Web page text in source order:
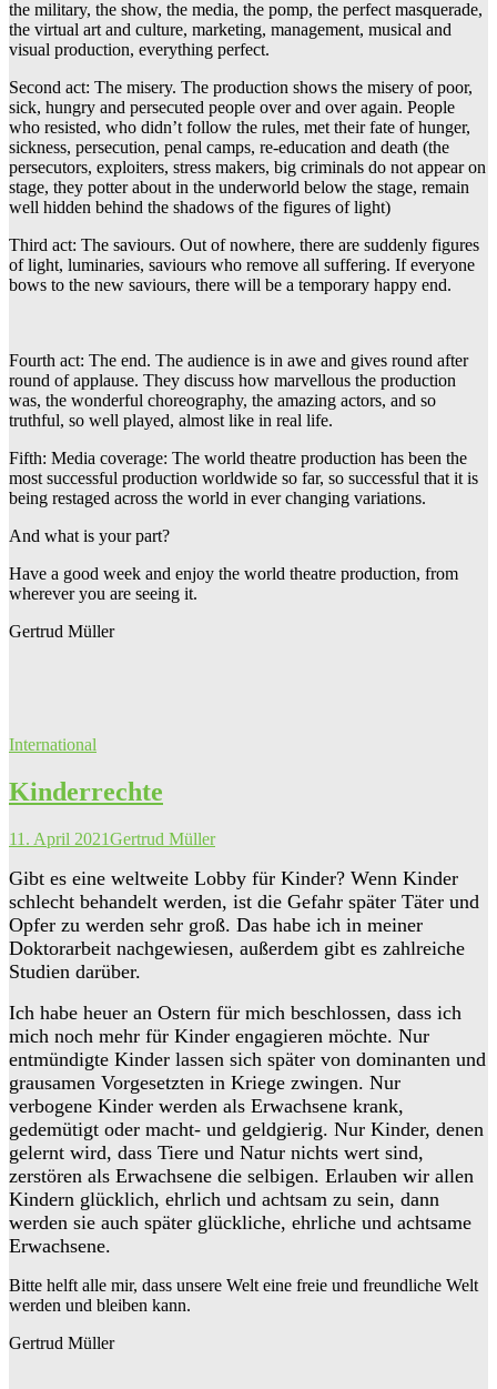
the military, the show, the media, the pomp, the perfect masquerade,
the virtual art and culture, marketing, management, musical and
visual production, everything perfect.
Second act: The misery. The production shows the misery of poor,
sick, hungry and persecuted people over and over again. People
who resisted, who didn’t follow the rules, met their fate of hunger,
sickness, persecution, penal camps, re-education and death (the
persecutors, exploiters, stress makers, big criminals do not appear on
stage, they potter about in the underworld below the stage, remain
well hidden behind the shadows of the figures of light)
Third act: The saviours. Out of nowhere, there are suddenly figures
of light, luminaries, saviours who remove all suffering. If everyone
bows to the new saviours, there will be a temporary happy end.
Fourth act: The end. The audience is in awe and gives round after
round of applause. They discuss how marvellous the production
was, the wonderful choreography, the amazing actors, and so
truthful, so well played, almost like in real life.
Fifth: Media coverage: The world theatre production has been the
most successful production worldwide so far, so successful that it is
being restaged across the world in ever changing variations.
And what is your part?
Have a good week and enjoy the world theatre production, from
wherever you are seeing it.
Gertrud Müller
International
Kinderrechte
11. April 2021Gertrud Müller
Gibt es eine weltweite Lobby für Kinder? Wenn Kinder
schlecht behandelt werden, ist die Gefahr später Täter und
Opfer zu werden sehr groß. Das habe ich in meiner
Doktorarbeit nachgewiesen, außerdem gibt es zahlreiche
Studien darüber.
Ich habe heuer an Ostern für mich beschlossen, dass ich
mich noch mehr für Kinder engagieren möchte. Nur
entmündigte Kinder lassen sich später von dominanten und
grausamen Vorgesetzten in Kriege zwingen. Nur
verbogene Kinder werden als Erwachsene krank,
gedemütigt oder macht- und geldgierig. Nur Kinder, denen
gelernt wird, dass Tiere und Natur nichts wert sind,
zerstören als Erwachsene die selbigen. Erlauben wir allen
Kindern glücklich, ehrlich und achtsam zu sein, dann
werden sie auch später glückliche, ehrliche und achtsame
Erwachsene.
Bitte helft alle mir, dass unsere Welt eine freie und freundliche Welt
werden und bleiben kann.
Gertrud Müller